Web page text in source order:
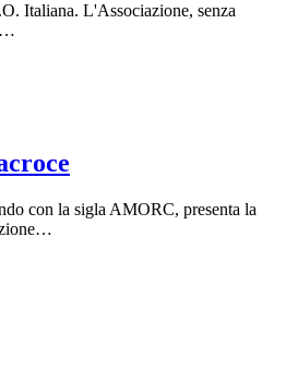
Italiana. L'Associazione, senza
con la sigla AMORC, presenta la